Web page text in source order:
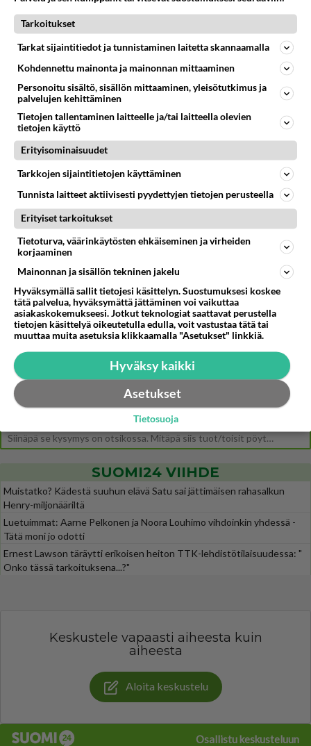
Tykkäätköhän vielä minusta?
Yhtä paljon, kuin minä sinusta? Haaveissa ollaan kahdestaan, rauhassa ja lähennytään fyysisesti ja tutustutaan syvemmin
596
Vihervasemmistofeministinaisasianaiset
06.08.2026 12:01
Sinkut
169
536
Olet ihana
Muru, sä oot ihana. Tunsitko sen sähkön meidän välillä kun oltiin ihan låhekkäin? 👩‍❤️‍👩❤️😼😘
05.08.2026 21:15
Ikävä
37
530
Muistatko Mikkelin panttivankidraaman?
07.08.2026 07:39
Maailman menoa
56
487
Uusi draamasarja järkyttävästä tapauksesta on tulossa. Tositapahtumiin perustuva sarja ammentaa vuoden 1986 Mikkelin pan
Ernest Lawson täräytti erikoisen heiton TTK-lehdistötilaisuudessa: " Onko tässä tarkoituksena...?"
Ernest Lawson esitteli uudet TTK-tähtioppilaat ja opettajat torstaina 6.8. lehdistölle. Tulevalla kaudella on yksi hausk
Jos SDP ei voita reilusti, persut kumoavat demokratian Suomesta
Mitä tuot pöytään parisuhteessa?
Siinäpä se kysymys on otsikossa. Mitäpä siis tuot/toisit pöytään parisuhteessa? Oletko mies vai nainen? Koetko sen mitä
SUOMI24 VIIHDE
Muistatko? Kädestä suuhun elävä Satu sai jättimäisen rahasalkun
Henry-miljonääriltä
Luetuimmat: Aarne Pelkonen ja Noora Louhimo vihdoinkin yhdessä -
Tätä moni jo odotti
Ernest Lawson täräytti erikoisen heiton TTK-lehdistötilaisuudessa: "
Onko tässä tarkoituksena...?"
Keskustele vapaasti aiheesta kuin
aiheesta
Aloita keskustelu
Osallistu keskusteluun
Tarkoitukset
Tarkat sijaintitiedot ja tunnistaminen laitetta skannaamalla
Kohdennettu mainonta ja mainonnan mittaaminen
Personoitu sisältö, sisällön mittaaminen, yleisötutkimus ja
palvelujen kehittäminen
Tietojen tallentaminen laitteelle ja/tai laitteella olevien
tietojen käyttö
Erityisominaisuudet
Tarkkojen sijaintitietojen käyttäminen
Tunnista laitteet aktiivisesti pyydettyjen tietojen perusteella
Erityiset tarkoitukset
Tietoturva, väärinkäytösten ehkäiseminen ja virheiden
korjaaminen
Mainonnan ja sisällön tekninen jakelu
Hyväksymällä sallit tietojesi käsittelyn. Suostumuksesi koskee
tätä palvelua, hyväksymättä jättäminen voi vaikuttaa
asiakaskokemukseesi. Jotkut teknologiat saattavat perustella
tietojen käsittelyä oikeutetulla edulla, voit vastustaa tätä tai
muuttaa muita asetuksia klikkaamalla "Asetukset" linkkiä.
Hyväksy kaikki
Asetukset
Tietosuoja